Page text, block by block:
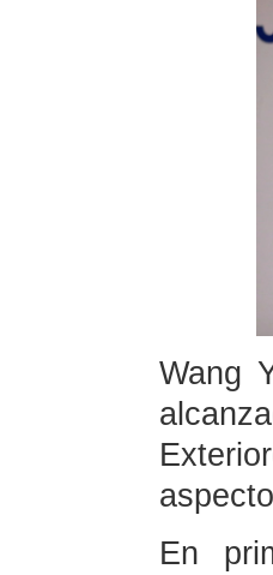
Wang
En